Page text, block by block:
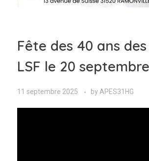
Fête des 40 ans
LSF le 20
11 septembre 2025 byAPES31HG